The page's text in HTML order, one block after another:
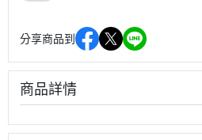
分享商品到
商品詳情